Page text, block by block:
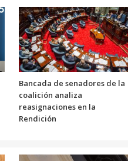
Bancada de senadores de la
coalición analiza
reasignaciones en la
Rendición